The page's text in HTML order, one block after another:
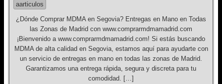
aarticulos
¿Dónde Comprar MDMA en Segovia? Entregas en Mano en Todas
las Zonas de Madrid con www.comprarmdmamadrid.com
¡Bienvenido a www.comprarmdmamadrid.com! Si estás buscando
MDMA de alta calidad en Segovia, estamos aquí para ayudarte con
un servicio de entregas en mano en todas las zonas de Madrid.
Garantizamos una entrega rápida, segura y discreta para tu
comodidad. […]